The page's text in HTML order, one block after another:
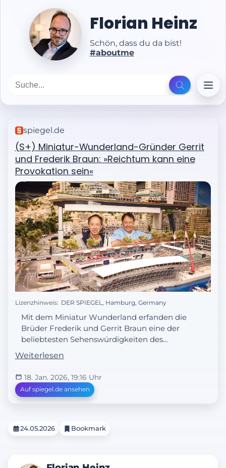
Florian Heinz
Schön, dass du da bist!
#aboutme
spiegel.de
(S+) Miniatur-Wunderland-Gründer Gerrit
und Frederik Braun: »Reichtum kann eine
Provokation sein«
Lizenzhinweis: DER SPIEGEL, Hamburg, Germany
Mit dem Miniatur Wunderland erfanden die
Brüder Frederik und Gerrit Braun eine der
beliebtesten Sehenswürdigkeiten des
Landes – und eine der erfolgreichsten.
Finden sie in der kleinen Welt eine Lösung
für die große?
Weiterlesen
18. Jan. 2026, 19:16 Uhr
Auf spiegel.de ansehen
24.05.2026 Bookmark